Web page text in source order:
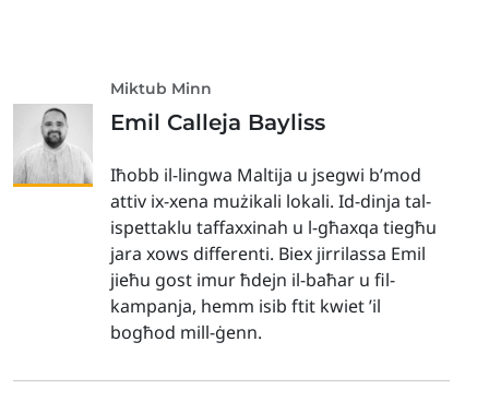
Miktub Minn
Emil Calleja Bayliss
Iħobb il-lingwa Maltija u jsegwi b’mod
attiv ix-xena mużikali lokali. Id-dinja tal-
ispettaklu taffaxxinah u l-għaxqa tiegħu
jara xows differenti. Biex jirrilassa Emil
jieħu gost imur ħdejn il-baħar u fil-
kampanja, hemm isib ftit kwiet ’il
bogħod mill-ġenn.